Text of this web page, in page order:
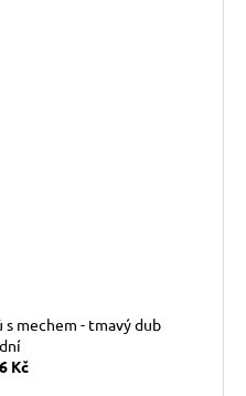
s mechem - tmavý dub
Kč